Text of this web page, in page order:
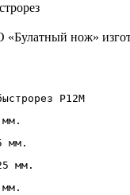
нож»
Р12М
мм.
мм.